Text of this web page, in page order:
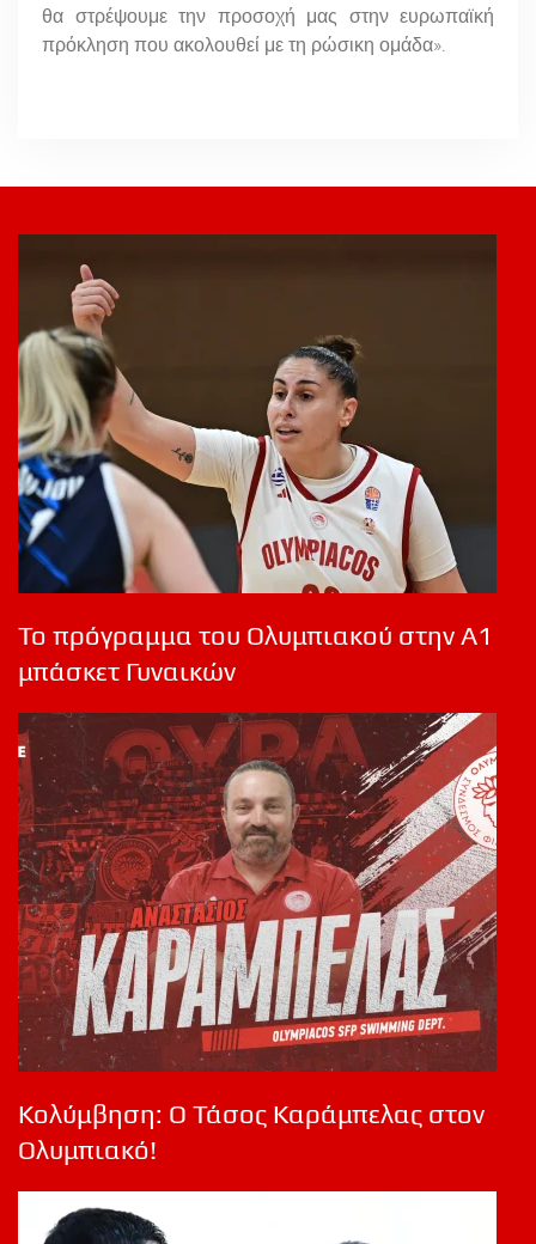
θα στρέψουμε την προσοχή μας στην ευρωπαϊκή
πρόκληση που ακολουθεί με τη ρώσικη ομάδα».
Το πρόγραμμα του Ολυμπιακού στην Α1
μπάσκετ Γυναικών
Κολύμβηση: Ο Τάσος Καράμπελας στον
Ολυμπιακό!